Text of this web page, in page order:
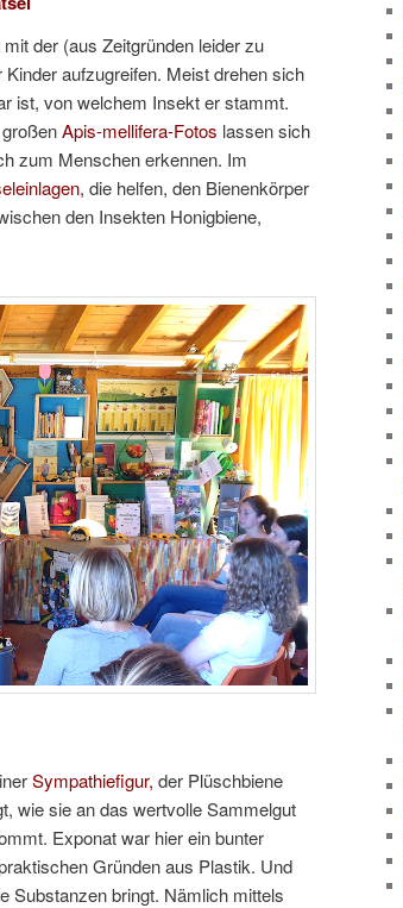
der (aus Zeitgründen leider zu
aufzugreifen. Meist drehen sich
ist, von welchem Insekt er stammt.
Apis-mellifera-Fotos lassen sich
zum Menschen erkennen. Im
die helfen, den Bienenkörper
den Insekten Honigbiene,
Sympathiefigur, der Plüschbiene
wie sie an das wertvolle Sammelgut
Exponat war hier ein bunter
Gründen aus Plastik. Und
Substanzen bringt. Nämlich mittels